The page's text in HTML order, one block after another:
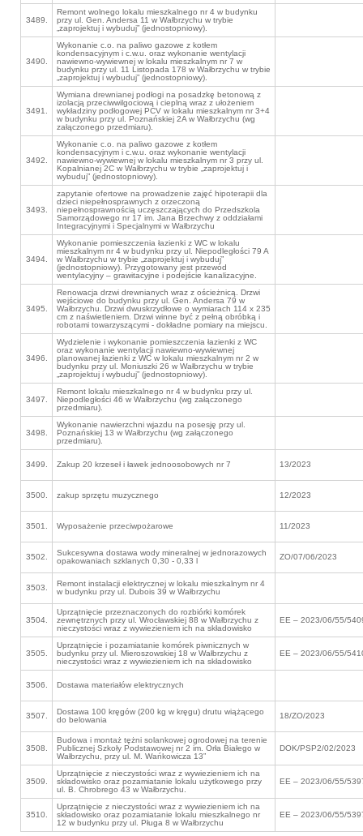
3489.
Remont wolnego lokalu mieszkalnego nr 4 w budynku
przy ul. Gen. Andersa 11 w Wałbrzychu w trybie
„zaprojektuj i wybuduj” (jednostopniowy).
3490.
Wykonanie c.o. na paliwo gazowe z kotłem
kondensacyjnym i c.w.u. oraz wykonanie wentylacji
nawiewno-wywiewnej w lokalu mieszkalnym nr 7 w
budynku przy ul. 11 Listopada 178 w Wałbrzychu w trybie
„zaprojektuj i wybuduj” (jednostopniowy).
3491.
Wymiana drewnianej podłogi na posadzkę betonową z
izolacją przeciwwilgociową i cieplną wraz z ułożeniem
wykładziny podłogowej PCV w lokalu mieszkalnym nr 3+4
w budynku przy ul. Poznańskiej 2A w Wałbrzychu (wg
załączonego przedmiaru).
3492.
Wykonanie c.o. na paliwo gazowe z kotłem
kondensacyjnym i c.w.u. oraz wykonanie wentylacji
nawiewno-wywiewnej w lokalu mieszkalnym nr 3 przy ul.
Kopalnianej 2C w Wałbrzychu w trybie „zaprojektuj i
wybuduj” (jednostopniowy).
3493.
zapytanie ofertowe na prowadzenie zajęć hipoterapii dla
dzieci niepełnosprawnych z orzeczoną
niepełnosprawnością uczęszczających do Przedszkola
Samorządowego nr 17 im. Jana Brzechwy z oddziałami
Integracyjnymi i Specjalnymi w Wałbrzychu
3494.
Wykonanie pomieszczenia łazienki z WC w lokalu
mieszkalnym nr 4 w budynku przy ul. Niepodległości 79 A
w Wałbrzychu w trybie „zaprojektuj i wybuduj”
(jednostopniowy). Przygotowany jest przewód
wentylacyjny – grawitacyjne i podejście kanalizacyjne.
3495.
Renowacja drzwi drewnianych wraz z ościeżnicą. Drzwi
wejściowe do budynku przy ul. Gen. Andersa 79 w
Wałbrzychu. Drzwi dwuskrzydłowe o wymiarach 114 x 235
cm z naświetleniem. Drzwi winne być z pełną obróbką i
robotami towarzyszącymi - dokładne pomiary na miejscu.
3496.
Wydzielenie i wykonanie pomieszczenia łazienki z WC
oraz wykonanie wentylacji nawiewno-wywiewnej
planowanej łazienki z WC w lokalu mieszkalnym nr 2 w
budynku przy ul. Moniuszki 26 w Wałbrzychu w trybie
„zaprojektuj i wybuduj” (jednostopniowy).
3497.
Remont lokalu mieszkalnego nr 4 w budynku przy ul.
Niepodległości 46 w Wałbrzychu (wg załączonego
przedmiaru).
3498.
Wykonanie nawierzchni wjazdu na posesję przy ul.
Poznańskiej 13 w Wałbrzychu (wg załączonego
przedmiaru).
3499. Zakup 20 krzeseł i ławek jednoosobowych nr 7 13/2023
3500. zakup sprzętu muzycznego 12/2023
3501. Wyposażenie przeciwpożarowe 11/2023
3502.
Sukcesywna dostawa wody mineralnej w jednorazowych
opakowaniach szklanych 0,30 - 0,33 l
ZO/07/06/2023
3503.
Remont instalacji elektrycznej w lokalu mieszkalnym nr 4
w budynku przy ul. Dubois 39 w Wałbrzychu
3504.
Uprzątnięcie przeznaczonych do rozbiórki komórek
zewnętrznych przy ul. Wrocławskiej 88 w Wałbrzychu z
nieczystości wraz z wywiezieniem ich na składowisko
EE – 2023/06/55/
3505.
Uprzątnięcie i pozamiatanie komórek piwnicznych w
budynku przy ul. Mieroszowskiej 18 w Wałbrzychu z
nieczystości wraz z wywiezieniem ich na składowisko
EE – 2023/06/55/
3506. Dostawa materiałów elektrycznych
3507.
Dostawa 100 kręgów (200 kg w kręgu) drutu wiążącego
do belowania
18/ZO/2023
3508.
Budowa i montaż tężni solankowej ogrodowej na terenie
Publicznej Szkoły Podstawowej nr 2 im. Orła Białego w
Wałbrzychu, przy ul. M. Wańkowicza 13”
DOK/PSP2/02/2023
3509.
Uprzątnięcie z nieczystości wraz z wywiezieniem ich na
składowisko oraz pozamiatanie lokalu użytkowego przy
ul. B. Chrobrego 43 w Wałbrzychu.
EE – 2023/06/55/
3510.
Uprzątnięcie z nieczystości wraz z wywiezieniem ich na
składowisko oraz pozamiatanie lokalu mieszkalnego nr
12 w budynku przy ul. Pługa 8 w Wałbrzychu
EE – 2023/06/55/